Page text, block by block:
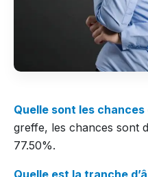
Quelle sont les chances
greffe, les chances sont
77.50%.
Quelle est la tranche